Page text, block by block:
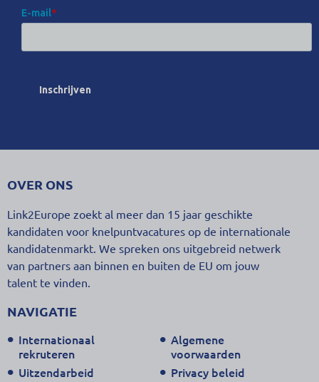
OVER ONS
Link2Europe zoekt al meer dan 15 jaar geschikte
kandidaten voor knelpuntvacatures op de internationale
kandidatenmarkt. We spreken ons uitgebreid netwerk
van partners aan binnen en buiten de EU om jouw
talent te vinden.
NAVIGATIE
Internationaal
rekruteren
Uitzendarbeid
Algemene
voorwaarden
Privacy beleid